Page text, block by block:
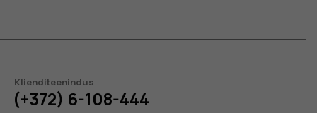
Klienditeenindus
(+372) 6-108-444